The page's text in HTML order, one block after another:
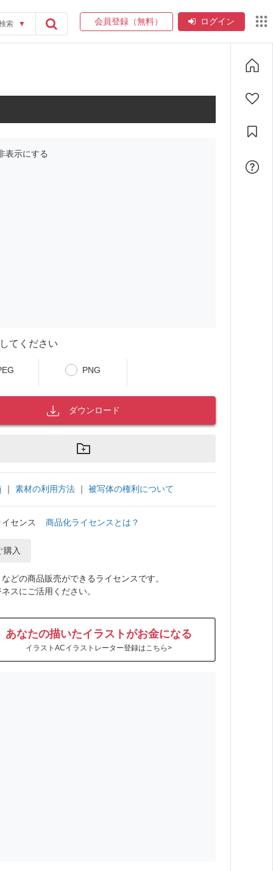
索 ▼ 会員登録（無料） ログイン
表示にする
てください
PNG
ダウンロード
｜ 素材の利用方法 ｜ 被写体の権利について
センス 商品化ライセンスとは？
購入
どの商品販売ができるライセンスです。
スにご活用ください。
あなたの描いたイラストがお金になる
イラストACイラストレーター登録はこちら>